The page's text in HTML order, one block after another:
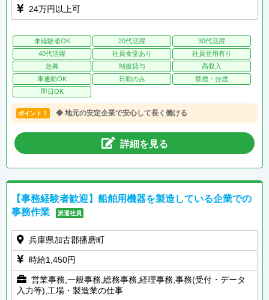
24万円以上可
未経験者OK 20代活躍
30代活躍
40代活躍
社員食堂あり
社員登用有り
急募
制服貸与
高収入
車通勤OK
日勤のみ
禁煙・分煙
即日OK
ポイント！ ◆ 地元の安定企業で安心して長く働ける
詳細を見る
【事務経験者歓迎】船舶用機器を製造している企業での
事務作業
派遣社員
兵庫県加古郡播磨町
時給1,450円
営業事務,一般事務,総務事務,経理事務,事務(受付・データ
入力等),工場・製造業の仕事